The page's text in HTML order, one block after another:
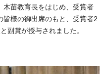
木苗教育長をはじめ、受賞者
様の御出席のもと、受賞者2
副賞が授与されました。